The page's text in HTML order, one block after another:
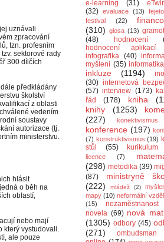
uznávali
zpracování
tzn. profesním
sektorové rady
300 dílčích
předkládány
školství
z oblasti
vedením
soustavy
autorizace (tj.
ministerstvu.
hlásit
o běh na
oblastí,
nebo mají
který vystudovali.
ale pouze
e-learning (31)
(32) evaluace (13)
festival
(22)
(310) glosa (13)
(48)
hodnocení
hodnocení aplikací
infografika (40)
myšlení (35) informatika
inkluze (1194)
(30) internetová
(57) interview (173)
řád
(178) kniha
knihy
(1253)
(227)
konektivismus
konference (197)
(7) konstruktivismus (19)
stůl
(55) kurikulum
licence (7)
(298) metodika (39)
(87)
ministryně
(222)
mládež (2)
mapy (10) neformální
(15)
nezaměstnanost
novela (69) nová
(1305) odbory (45)
(271)
ombudsman